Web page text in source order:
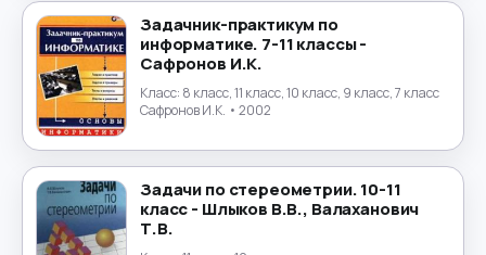
Русский язык
Технология
Труд
Турецкий язык →
Украинский язык →
Задачник-практикум по
информатике. 7-11 классы -
Сафронов И.К.
Класс: 8 класс, 11 класс, 10 класс, 9 класс, 7 класс
Сафронов И.К. • 2002
Задачи по стереометрии. 10-11
класс - Шлыков В.В., Валаханович
Т.В.